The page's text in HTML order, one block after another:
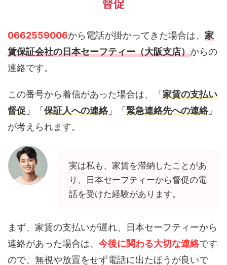
督促
0662559006から電話が掛かってきた場合は、 家
賃保証会社の日本セーフティー（大阪支店）からの
連絡です。
この番号から着信があった場合は、「 家賃の支払い
督促 」「 保証人への連絡」「 緊急連絡先への連絡」
が考えられます。
実は私も、家賃を滞納したことがあ
り、日本セーフティーから督促の電
話を受けた経験があります。
まず、家賃の支払いが遅れ、日本セーフティーから
連絡があった場合は、 今後に関わる大切な連絡です
ので、無視や放置をせず電話に出たほうが良いで